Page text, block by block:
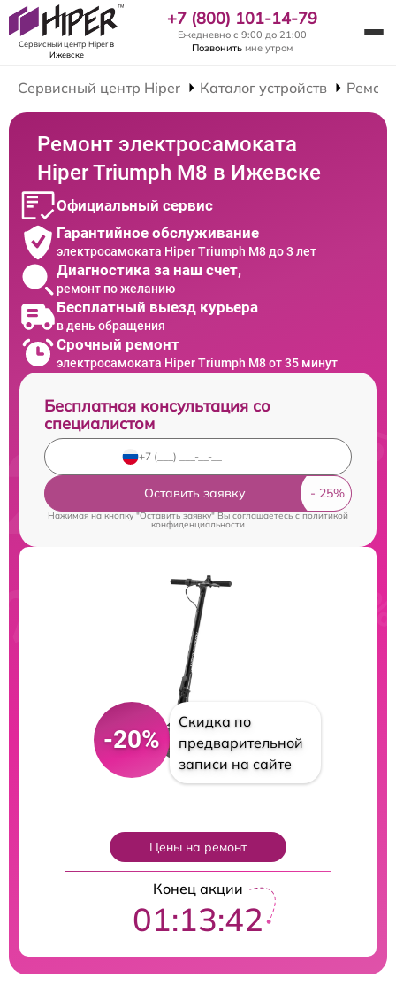
Сервисный центр Hiperв
Ижевске
+7 (800) 101-14-79
Ежедневно с 9:00 до 21:00
Позвонить мне утром
Сервисный центр Hiper Каталог устройств
Ремонт электросамоката
Hiper Triumph M8 в Ижевске
Официальный сервис
Гарантийное обслуживание
электросамоката Hiper Triumph M8 до 3 лет
Диагностика за наш счет,
ремонт по желанию
Бесплатный выезд курьера
в день обращения
Срочный ремонт
электросамоката Hiper Triumph M8 от 35 минут
Бесплатная консультация со
специалистом
Оставить заявку
Нажимая на кнопку "Оставить заявку" Вы соглашаетесь cполитикой
конфиденциальности
-20%
Скидка по
предварительной
записи на сайте
Цены на ремонт
Конец акции
01:13:41